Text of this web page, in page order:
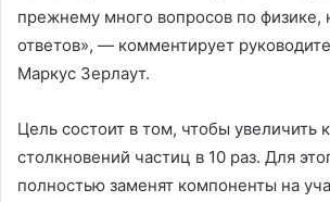
прежнему много вопросов по физике,
ответов», — комментирует
Маркус Зерлаут.
Цель состоит в том, чтобы увеличить
столкновений частиц в 10 раз. Для
полностью заменят компоненты на